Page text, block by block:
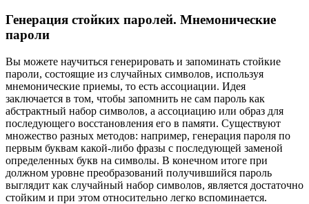
Генерация стойких паролей. Мнемонические
пароли
Вы можете научиться генерировать и запоминать стойкие
пароли, состоящие из случайных символов, используя
мнемонические приемы, то есть ассоциации. Идея
заключается в том, чтобы запомнить не сам пароль как
абстрактный набор символов, а ассоциацию или образ для
последующего восстановления его в памяти. Существуют
множество разных методов: например, генерация пароля по
первым буквам какой-либо фразы с последующей заменой
определенных букв на символы. В конечном итоге при
должном уровне преобразований получившийся пароль
выглядит как случайный набор символов, является достаточно
стойким и при этом относительно легко вспоминается.